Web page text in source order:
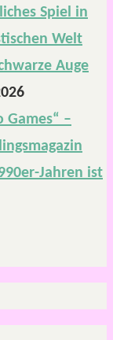
Spiel in
Welt
Auge
Games“ –
Jahren ist